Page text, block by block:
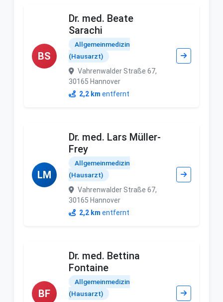
BS
Dr. med. Beate
Sarachi
Allgemeinmedizin
(Hausarzt)
Vahrenwalder Straße 67,
30165 Hannover
2,2 km entfernt
LM
Dr. med. Lars Müller-
Frey
Allgemeinmedizin
(Hausarzt)
Vahrenwalder Straße 67,
30165 Hannover
2,2 km entfernt
BF
Dr. med. Bettina
Fontaine
Allgemeinmedizin
(Hausarzt)